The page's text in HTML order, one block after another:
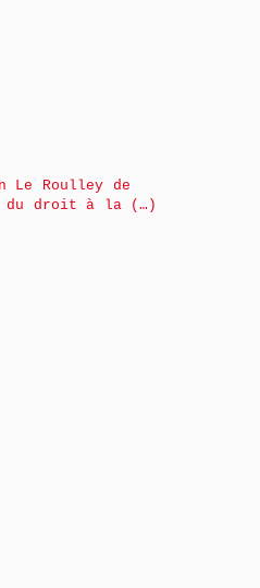
Le Roulley de
du droit à la (…)